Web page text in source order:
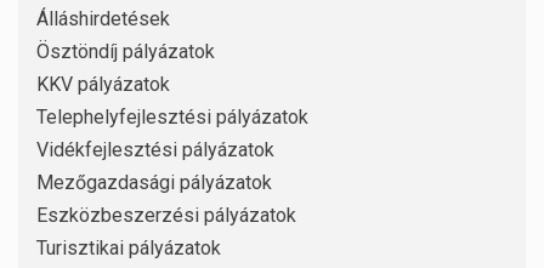
Álláshirdetések
Ösztöndíj pályázatok
KKV pályázatok
Telephelyfejlesztési pályázatok
Vidékfejlesztési pályázatok
Mezőgazdasági pályázatok
Eszközbeszerzési pályázatok
Turisztikai pályázatok